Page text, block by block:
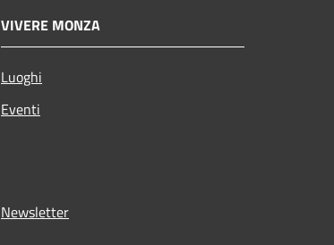
VIVERE MONZA
Luoghi
Eventi
Newsletter